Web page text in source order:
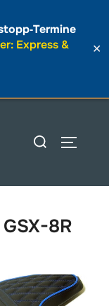
Express &
✕
Suchen
8R